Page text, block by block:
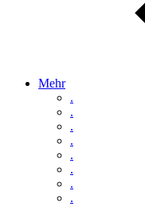
Mehr
.
.
.
.
.
.
.
.